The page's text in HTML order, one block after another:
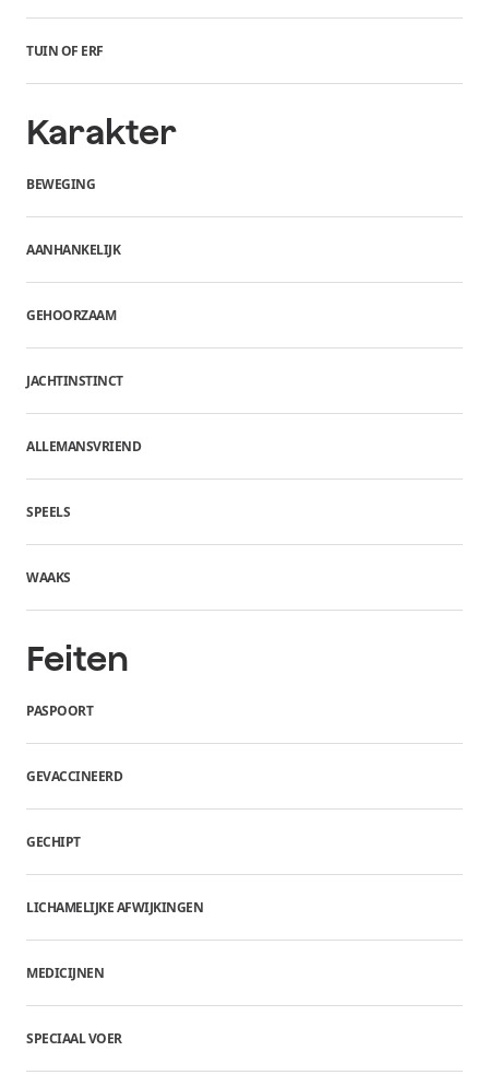
TUIN OF ERF
Karakter
BEWEGING
AANHANKELIJK
GEHOORZAAM
JACHTINSTINCT
ALLEMANSVRIEND
SPEELS
WAAKS
Feiten
PASPOORT
GEVACCINEERD
GECHIPT
LICHAMELIJKE AFWIJKINGEN
MEDICIJNEN
SPECIAAL VOER